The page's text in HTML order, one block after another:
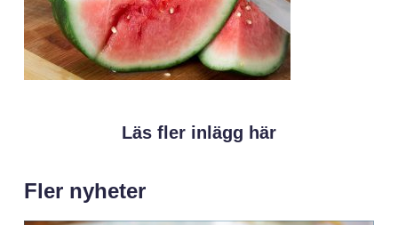
Läs fler inlägg här
Fler nyheter